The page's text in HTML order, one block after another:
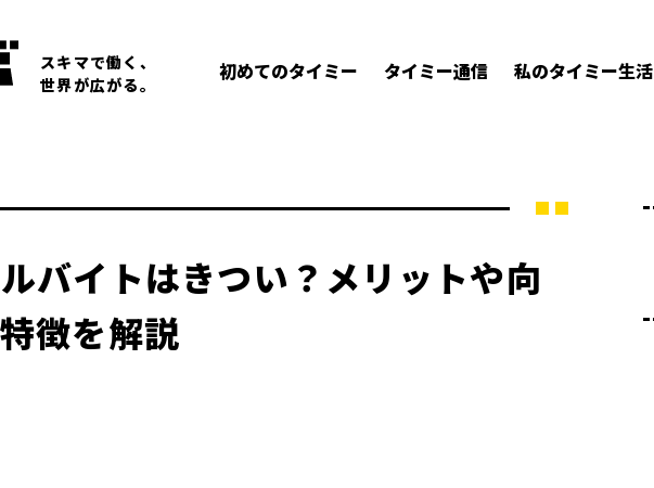
スキマで働く、
世界が広がる。
初めてのタイミー タイミー通信 私のタイミー生活
バイトはきつい？メリットや向
徴を解説